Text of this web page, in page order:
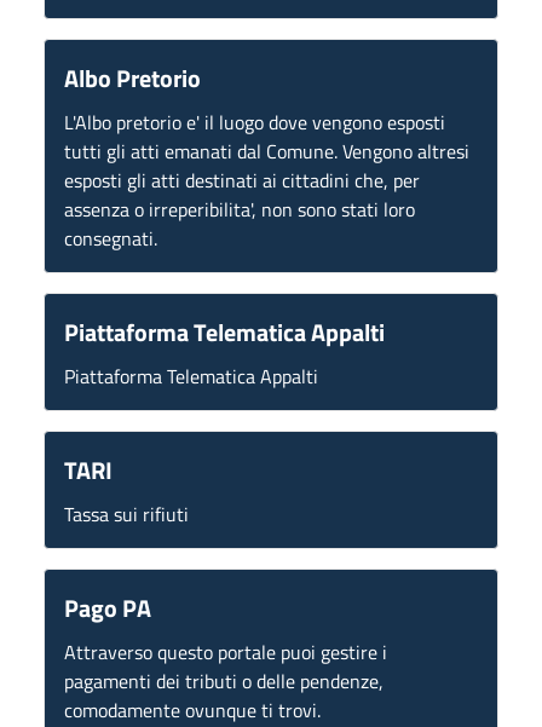
Albo Pretorio
L'Albo pretorio e' il luogo dove vengono esposti
tutti gli atti emanati dal Comune. Vengono altresi
esposti gli atti destinati ai cittadini che, per
assenza o irreperibilita', non sono stati loro
consegnati.
Piattaforma Telematica Appalti
Piattaforma Telematica Appalti
TARI
Tassa sui rifiuti
Pago PA
Attraverso questo portale puoi gestire i
pagamenti dei tributi o delle pendenze,
comodamente ovunque ti trovi.